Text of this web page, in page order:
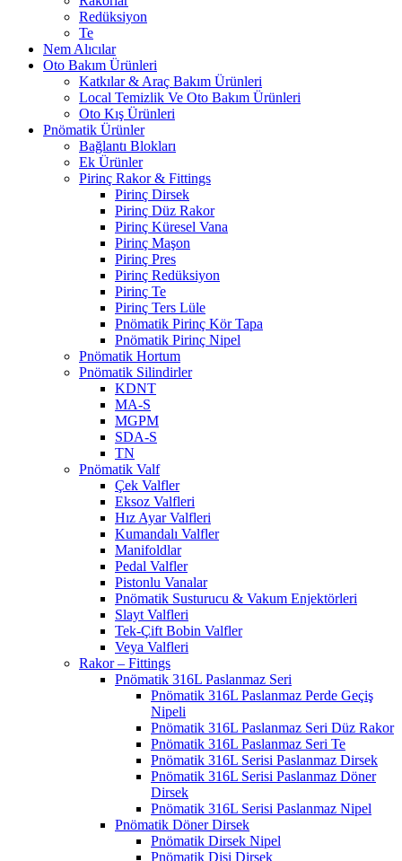
Redüksiyon
Te
Nem Alıcılar
Oto Bakım Ürünleri
Katkılar & Araç Bakım Ürünleri
Local Temizlik Ve Oto Bakım Ürünleri
Oto Kış Ürünleri
Pnömatik Ürünler
Bağlantı Blokları
Ek Ürünler
Pirinç Rakor & Fittings
Pirinç Dirsek
Pirinç Düz Rakor
Pirinç Küresel Vana
Pirinç Maşon
Pirinç Pres
Pirinç Redüksiyon
Pirinç Te
Pirinç Ters Lüle
Pnömatik Pirinç Kör Tapa
Pnömatik Pirinç Nipel
Pnömatik Hortum
Pnömatik Silindirler
KDNT
MA-S
MGPM
SDA-S
TN
Pnömatik Valf
Çek Valfler
Eksoz Valfleri
Hız Ayar Valfleri
Kumandalı Valfler
Manifoldlar
Pedal Valfler
Pistonlu Vanalar
Pnömatik Susturucu & Vakum Enjektörleri
Slayt Valfleri
Tek-Çift Bobin Valfler
Veya Valfleri
Rakor – Fittings
Pnömatik 316L Paslanmaz Seri
Pnömatik 316L Paslanmaz Perde Geçiş
Nipeli
Pnömatik 316L Paslanmaz Seri Düz Rakor
Pnömatik 316L Paslanmaz Seri Te
Pnömatik 316L Serisi Paslanmaz Dirsek
Pnömatik 316L Serisi Paslanmaz Döner
Dirsek
Pnömatik 316L Serisi Paslanmaz Nipel
Pnömatik Döner Dirsek
Pnömatik Dirsek Nipel
Pnömatik Dişi Dirsek